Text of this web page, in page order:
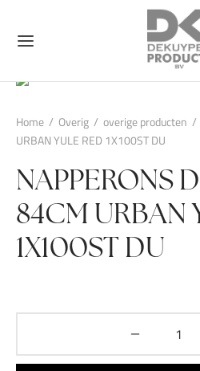
Home / Overig / overige producten /
URBAN YULE RED 1X100ST DU
NAPPERONS
84CM URBAN
1X100ST DU